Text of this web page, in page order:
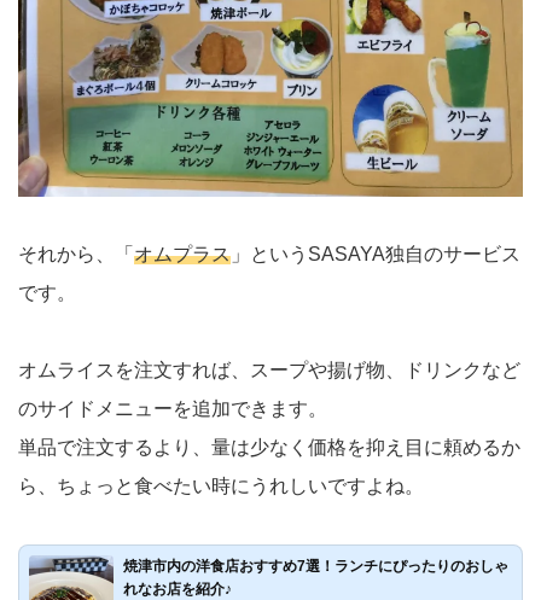
それから、「 オムプラス 」というSASAYA独自のサービス
です。
オムライスを注文すれば、スープや揚げ物、ドリンクなど
のサイドメニューを追加できます。
単品で注文するより、量は少なく価格を抑え目に頼めるか
ら、ちょっと食べたい時にうれしいですよね。
焼津市内の洋食店おすすめ7選！ランチにぴったりのおしゃ
れなお店を紹介♪